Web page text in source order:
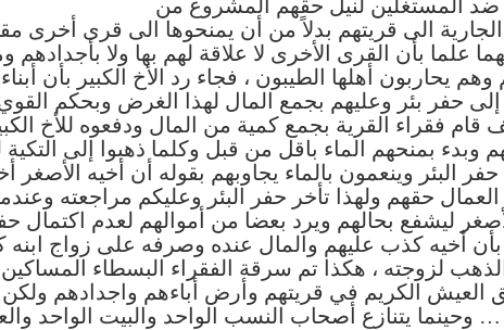
ضد المستغلين لنيل حقهم المشروع من
الجارية الى قريتهم بدلاً من أن يمنحوها الى قرى أخرى
علما بأن القرى الأخرى لا علاقة لهم بها ولا بأجدادهم
وهم يحاربون أهلها الطيبون ، فجاء رد الأخ الكبير بأن
إلى حفر بئر وعليهم بجمع المال لهذا الغرض وبحكم
قام فقراء القرية بجمع كمية من المال ودفعوه للأخ
وبدء بمنحهم الماء باقل من قبل وكلما ذهبوا إلى
البئر وينعمون بالماء يجاوبهم بقوله أن أخيه الأصغر
حقهم ولهذا تأخر حفر البئر وعليكم مراجعته
ليشفع بحالهم ويرد بعضا من أموالهم لعدم اكتمال
بأن أخيه كذب عليهم والمال عنده وصرفه على زواج ابنه
لزوجته ، هكذا تم سرقة الفقراء البسطاء
العيش الكريم في قريتهم وأرض أباءهم واجدادهم
وحينما يتنازع أصحاب النسب الواحد والبيت الواحد